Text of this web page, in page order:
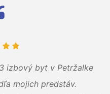
izbový byt v Petržalke
mojich predstáv.